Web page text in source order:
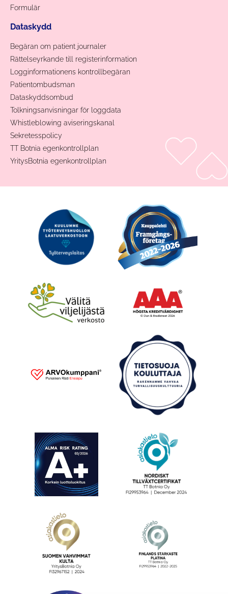
Formulär
Dataskydd
Begäran om patient journaler
Rättelseyrkande till registerinformation
Logginformationens kontrollbegäran
Patientombudsman
Dataskyddsombud
Tolkningsanvisningar för loggdata
Whistleblowing aviseringskanal
Sekretesspolicy
TT Botnia egenkontrollplan
YritysBotnia egenkontrollplan